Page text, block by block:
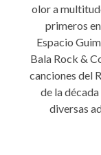
olor a
primeros
Espacio
Bala Rock &
canciones del
de la
diversas